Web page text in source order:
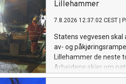
Lillehammer
7.8.2026 12:37:02 CEST
Statens vegvesen skal
av- og
Lillehammer de neste
Arbeidene skjer om
ulempene for